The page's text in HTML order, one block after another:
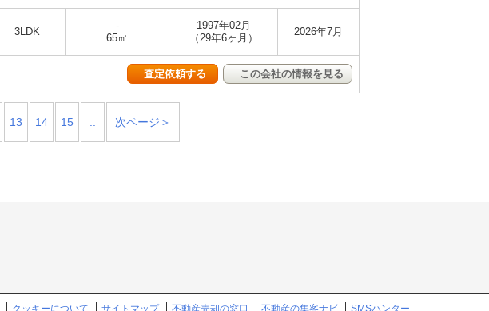
3LDK
-
65㎡
1997年02月
（29年6ヶ月）
2026年7月
査定依頼する この会社の情報を見る
13 14 15 次ページ＞
クッキーについて サイトマップ 不動産売却の窓口 不動産の集客ナビ SMSハンター